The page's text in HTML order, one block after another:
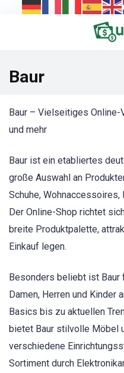
Baur
Baur – Vielseitiges Online-
und mehr
Baur ist ein etabliertes
große Auswahl an
Schuhe,
Der Online-Shop richtet
breite Produktpalette,
Einkauf legen.
Besonders beliebt ist
Damen, Herren und
Basics bis zu aktuellen
bietet Baur stilvolle Möbel
verschiedene
Sortiment durch